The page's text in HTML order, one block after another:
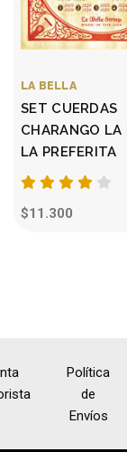
LA BELLA
SET CUERDAS
CHARANGO LA
LA PREFERITA
$11.300
Política
de
Envíos